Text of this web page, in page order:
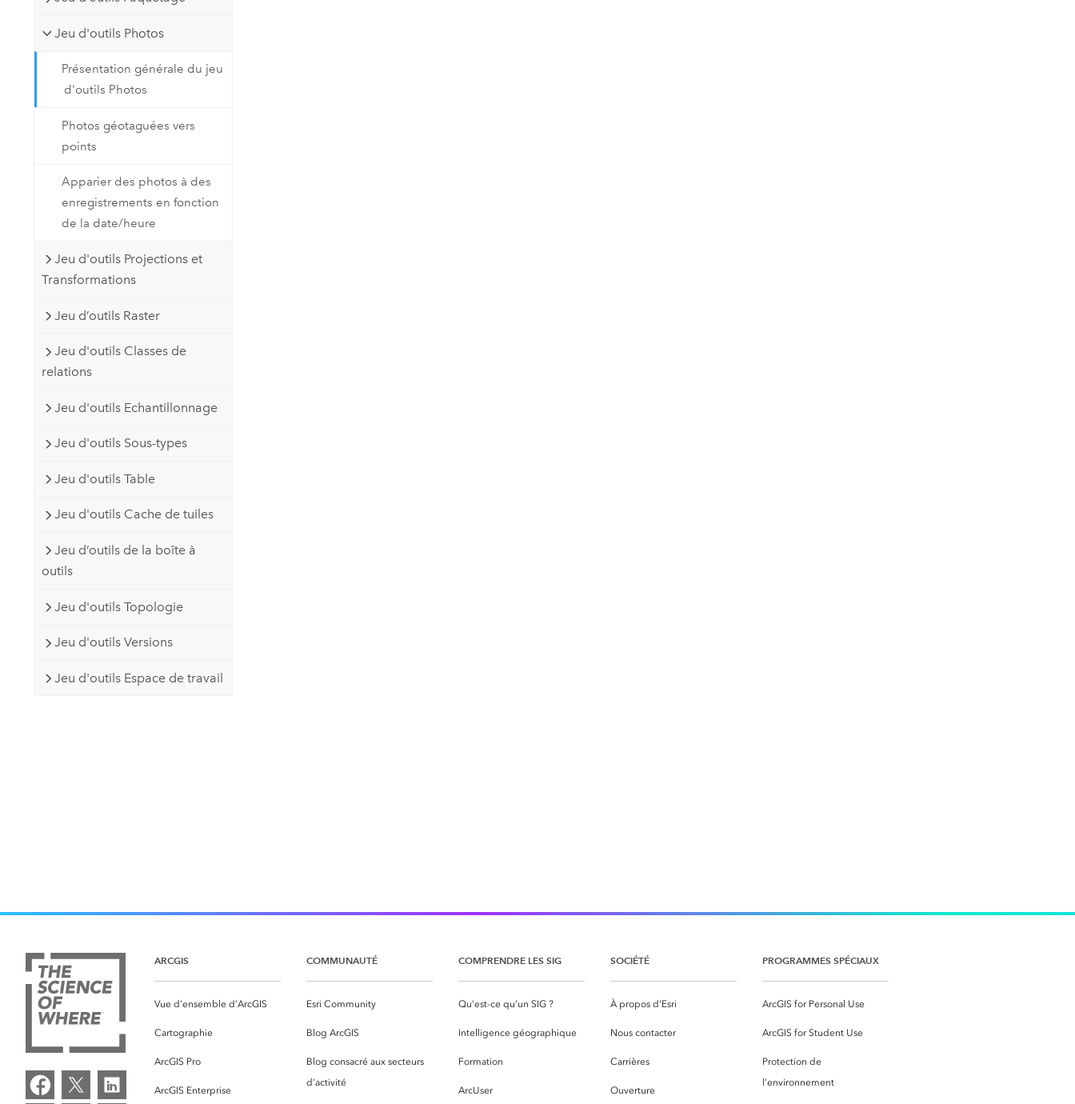
Jeu d'outils Photos
Présentation générale du jeu
d'outils Photos
Photos géotaguées vers
points
Apparier des photos à des
enregistrements en fonction
de la date/heure
Jeu d'outils Projections et
Transformations
Jeu d’outils Raster
Jeu d'outils Classes de
relations
Jeu d'outils Echantillonnage
Jeu d'outils Sous-types
Jeu d'outils Table
Jeu d'outils Cache de tuiles
Jeu d’outils de la boîte à
outils
Jeu d'outils Topologie
Jeu d'outils Versions
Jeu d'outils Espace de travail
ARCGIS
Vue d’ensemble d’ArcGIS
Cartographie
ArcGIS Pro
ArcGIS Enterprise
COMMUNAUTÉ
Esri Community
Blog ArcGIS
Blog consacré aux secteurs
d’activité
COMPRENDRE LES SIG
Qu’est-ce qu’un SIG ?
Intelligence géographique
Formation
ArcUser
SOCIÉTÉ
À propos d’Esri
Nous contacter
Carrières
Ouverture
PROGRAMMES SPÉCIAUX
ArcGIS for Personal Use
ArcGIS for Student Use
Protection de
l’environnement